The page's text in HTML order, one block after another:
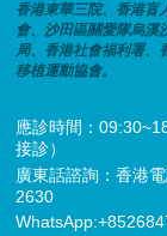
香港東華三院、香港盲
會、沙田區關愛隊烏溪
局、香港社會福利署、
移植運動協會。
應診時間：
接診）
廣東話諮詢：香港
2630